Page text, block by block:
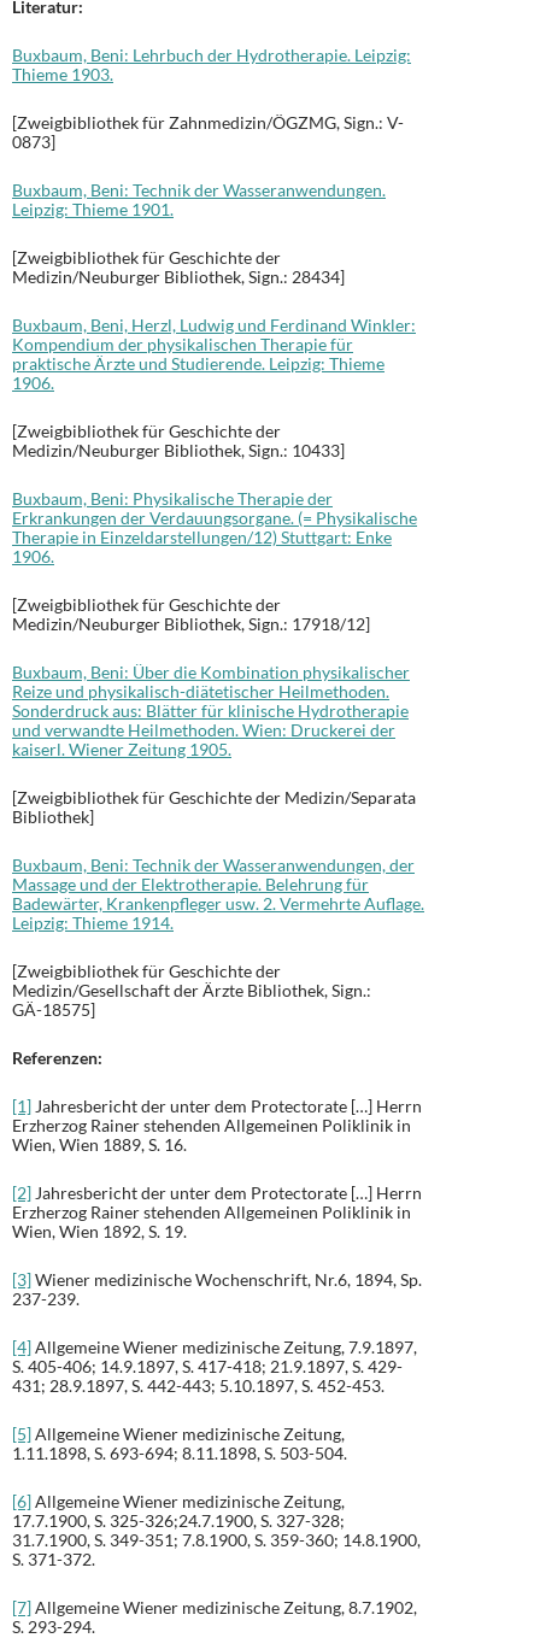
Literatur:
Buxbaum, Beni: Lehrbuch der Hydrotherapie. Leipzig:
Thieme 1903.
[Zweigbibliothek für Zahnmedizin/ÖGZMG, Sign.: V-
0873]
Buxbaum, Beni: Technik der Wasseranwendungen.
Leipzig: Thieme 1901.
[Zweigbibliothek für Geschichte der
Medizin/Neuburger Bibliothek, Sign.: 28434]
Buxbaum, Beni, Herzl, Ludwig und Ferdinand Winkler:
Kompendium der physikalischen Therapie für
praktische Ärzte und Studierende. Leipzig: Thieme
1906.
[Zweigbibliothek für Geschichte der
Medizin/Neuburger Bibliothek, Sign.: 10433]
Buxbaum, Beni: Physikalische Therapie der
Erkrankungen der Verdauungsorgane. (= Physikalische
Therapie in Einzeldarstellungen/12) Stuttgart: Enke
1906.
[Zweigbibliothek für Geschichte der
Medizin/Neuburger Bibliothek, Sign.: 17918/12]
Buxbaum, Beni: Über die Kombination physikalischer
Reize und physikalisch-diätetischer Heilmethoden.
Sonderdruck aus: Blätter für klinische Hydrotherapie
und verwandte Heilmethoden. Wien: Druckerei der
kaiserl. Wiener Zeitung 1905.
[Zweigbibliothek für Geschichte der Medizin/Separata
Bibliothek]
Buxbaum, Beni: Technik der Wasseranwendungen, der
Massage und der Elektrotherapie. Belehrung für
Badewärter, Krankenpfleger usw. 2. Vermehrte Auflage.
Leipzig: Thieme 1914.
[Zweigbibliothek für Geschichte der
Medizin/Gesellschaft der Ärzte Bibliothek, Sign.:
GÄ-18575]
Referenzen:
[1] Jahresbericht der unter dem Protectorate […] Herrn
Erzherzog Rainer stehenden Allgemeinen Poliklinik in
Wien, Wien 1889, S. 16.
[2] Jahresbericht der unter dem Protectorate […] Herrn
Erzherzog Rainer stehenden Allgemeinen Poliklinik in
Wien, Wien 1892, S. 19.
[3]Wiener medizinische Wochenschrift, Nr.6, 1894, Sp.
237-239.
[4]Allgemeine Wiener medizinische Zeitung, 7.9.1897,
S. 405-406; 14.9.1897, S. 417-418; 21.9.1897, S. 429-
431; 28.9.1897, S. 442-443; 5.10.1897, S. 452-453.
[5]Allgemeine Wiener medizinische Zeitung,
1.11.1898, S. 693-694; 8.11.1898, S. 503-504.
[6]Allgemeine Wiener medizinische Zeitung,
17.7.1900, S. 325-326;24.7.1900, S. 327-328;
31.7.1900, S. 349-351; 7.8.1900, S. 359-360; 14.8.1900,
S. 371-372.
[7]Allgemeine Wiener medizinische Zeitung, 8.7.1902,
S. 293-294.